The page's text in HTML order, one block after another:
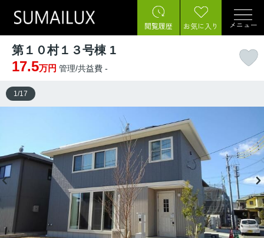
閲覧履歴 お気に入り メニュー
第１０村１３号棟 1
17.5万円 管理/共益費 -
1 /17